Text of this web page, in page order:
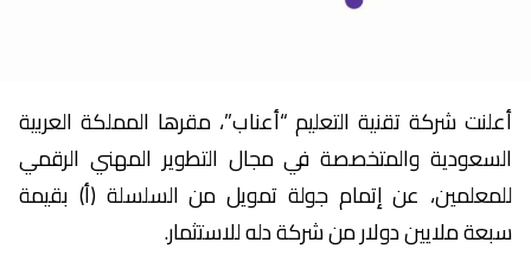
أعلنت شركة تقنية التعليم “أعناب”، مقرها المملكة العربية
السعودية والمتخصصة في مجال التطوير المهني الرقمي
للمعلمين، عن إتمام جولة تمويل من السلسلة (أ) بقيمة
سبعة ملايين دولار من شركة دله للاستثمار.